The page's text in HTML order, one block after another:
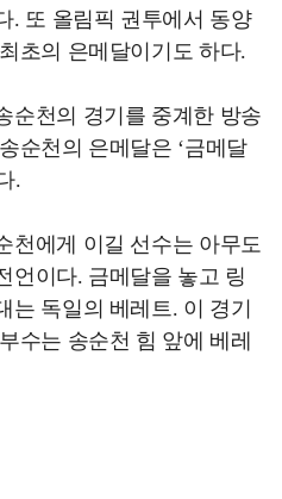
. 또 올림픽 권투에서 동양
초의 은메달이기도 하다.
순천의 경기를 중계한 방송
순천의 은메달은 ‘금메달
.
천에게 이길 선수는 아무도
언이다. 금메달을 놓고 링
는 독일의 베레트. 이 경기
수는 송순천 힘 앞에 베레